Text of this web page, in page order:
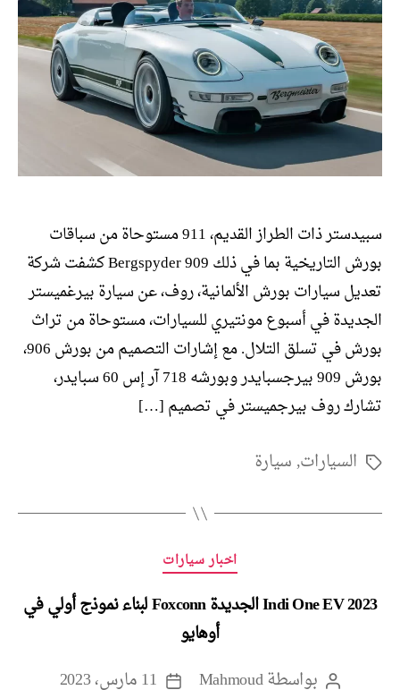
سبيدستر ذات الطراز القديم، 911 مستوحاة من سباقات
بورش التاريخية بما في ذلك 909 Bergspyder كشفت شركة
تعديل سيارات بورش الألمانية، روف، عن سيارة بيرغميستر
الجديدة في أسبوع مونتيري للسيارات، مستوحاة من تراث
بورش في تسلق التلال. مع إشارات التصميم من بورش 906،
بورش 909 بيرجسبايدر وبورشه 718 آر إس 60 سبايدر،
تشارك روف بيرجميستر في تصميم […]
الوسومالسيارات,سيارة
التصنيفات
اخبار سيارات
2023 Indi One EV الجديدة Foxconn لبناء نموذج أولي في
أوهايو
بواسطةMahmoud 11 مارس، 2023